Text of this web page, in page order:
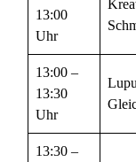
13:00
Uhr
13:00 –
13:30
Uhr
13:30 –